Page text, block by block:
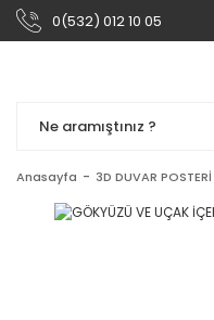
0(532) 012 10 05
Anasayfa 3D DUVAR POSTERİ